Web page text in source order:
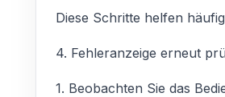
Diese Schritte helfen
4. Fehleranzeige erneut
1. Beobachten Sie das